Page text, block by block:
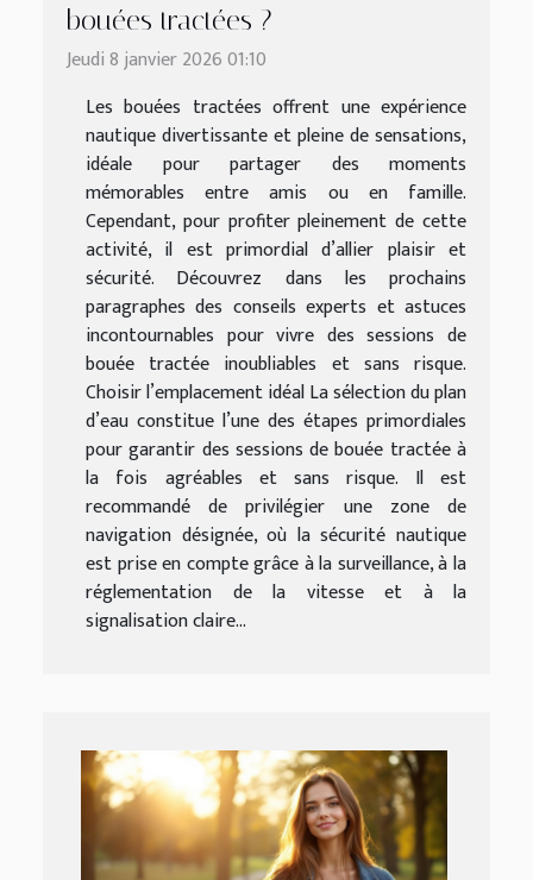
bouées tractées ?
Jeudi 8 janvier 2026 01:10
Les bouées tractées offrent une expérience
nautique divertissante et pleine de sensations,
idéale pour partager des moments
mémorables entre amis ou en famille.
Cependant, pour profiter pleinement de cette
activité, il est primordial d’allier plaisir et
sécurité. Découvrez dans les prochains
paragraphes des conseils experts et astuces
incontournables pour vivre des sessions de
bouée tractée inoubliables et sans risque.
Choisir l’emplacement idéal La sélection du plan
d’eau constitue l’une des étapes primordiales
pour garantir des sessions de bouée tractée à
la fois agréables et sans risque. Il est
recommandé de privilégier une zone de
navigation désignée, où la sécurité nautique
est prise en compte grâce à la surveillance, à la
réglementation de la vitesse et à la
signalisation claire...